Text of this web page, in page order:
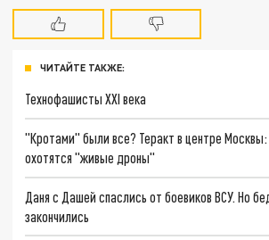
ЧИТАЙТЕ ТАКЖЕ:
Технофашисты XXI века
"Кротами" были все? Теракт в центре Москвы:
охотятся "живые дроны"
Даня с Дашей спаслись от боевиков ВСУ. Но
закончились